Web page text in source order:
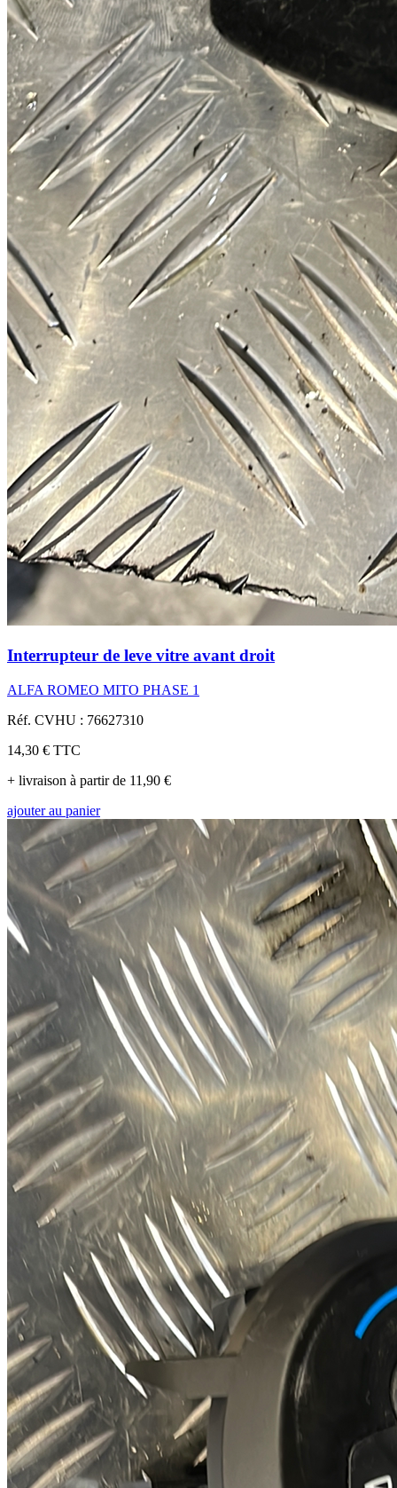
Interrupteur de leve vitre avant droit
ALFA ROMEO MITO PHASE 1
Réf. CVHU : 76627310
14,30 € TTC
+ livraison à partir de 11,90 €
ajouter au panier